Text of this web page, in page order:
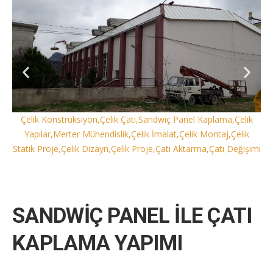
Çelik Konstrüksiyon,Çelik Çatı,Sandwiç Panel Kaplama,Çelik
Yapılar,Merter Mühendislik,Çelik İmalat,Çelik Montaj,Çelik
Statik Proje,Çelik Dizayn,Çelik Proje,Çatı Aktarma,Çatı Değişimi
SANDWİÇ PANEL İLE ÇATI
KAPLAMA YAPIMI